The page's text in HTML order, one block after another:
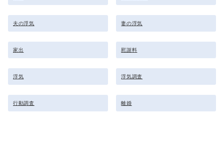
夫の浮気 妻の浮気
家出 慰謝料
浮気 浮気調査
行動調査 離婚